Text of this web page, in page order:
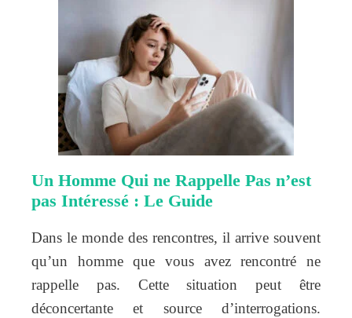
Un Homme Qui ne Rappelle Pas n’est
pas Intéressé : Le Guide
Dans le monde des rencontres, il arrive souvent
qu’un homme que vous avez rencontré ne
rappelle pas. Cette situation peut être
déconcertante et source d’interrogations.